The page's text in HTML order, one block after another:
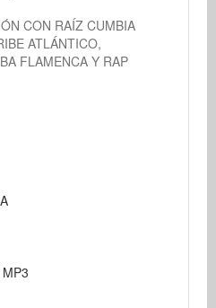
CON RAÍZ CUMBIA
ATLÁNTICO,
FLAMENCA Y RAP